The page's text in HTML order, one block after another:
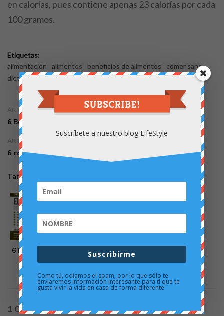
en calorías, pues contiene apenas 23 calorías por cada
100 gramos.
Etiquetas:
alimentación
alimentos beneficios de alimentos
comer sano
dieta
ARTÍCULO ANTERIOR
6 Beneficios del Aguacate
ARTÍCULO SIGUIENTE
6 consejos y 5 objetos para viajar más ligero
También podría gustarte
6 Beneficios del Aguacate
25 mayo 2016
1 Comentario
Suscríbete a nuestro blog LifeStyle
Suscribirme
Como tú, odiamos el spam, por lo que sólo te
enviaremos información interesante para tí que te
gusta vivir la vida en casa de forma diferente